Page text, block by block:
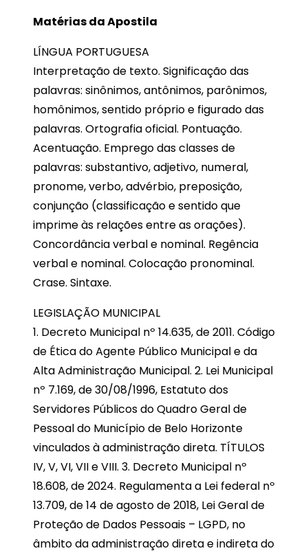
Matérias da Apostila
LÍNGUA PORTUGUESA
Interpretação de texto. Significação das
palavras: sinônimos, antônimos, parônimos,
homônimos, sentido próprio e figurado das
palavras. Ortografia oficial. Pontuação.
Acentuação. Emprego das classes de
palavras: substantivo, adjetivo, numeral,
pronome, verbo, advérbio, preposição,
conjunção (classificação e sentido que
imprime às relações entre as orações).
Concordância verbal e nominal. Regência
verbal e nominal. Colocação pronominal.
Crase. Sintaxe.
LEGISLAÇÃO MUNICIPAL
1. Decreto Municipal nº 14.635, de 2011. Código
de Ética do Agente Público Municipal e da
Alta Administração Municipal. 2. Lei Municipal
nº 7.169, de 30/08/1996, Estatuto dos
Servidores Públicos do Quadro Geral de
Pessoal do Município de Belo Horizonte
vinculados à administração direta. TÍTULOS
IV, V, VI, VII e VIII. 3. Decreto Municipal nº
18.608, de 2024. Regulamenta a Lei federal nº
13.709, de 14 de agosto de 2018, Lei Geral de
Proteção de Dados Pessoais – LGPD, no
âmbito da administração direta e indireta do